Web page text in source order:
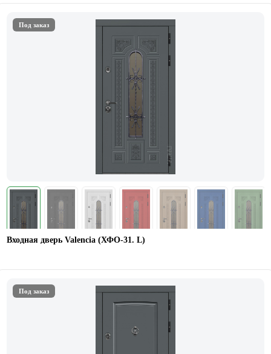
Под заказ
Входная дверь Valencia (ХФО-31. L)
Под заказ